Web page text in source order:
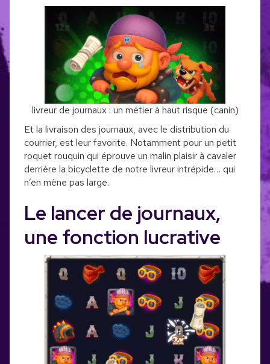
livreur de journaux : un métier à haut risque (canin)
Et la livraison des journaux, avec le distribution du
courrier, est leur favorite. Notamment pour un petit
roquet rouquin qui éprouve un malin plaisir à cavaler
derrière la bicyclette de notre livreur intrépide… qui
n’en mène pas large.
Le lancer de journaux,
une fonction lucrative